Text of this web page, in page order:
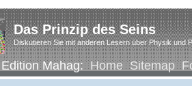
Das Prinzip des Seins
Diskutieren Sie mit anderen Lesern über Physik und
Edition Mahag:Home Sitemap